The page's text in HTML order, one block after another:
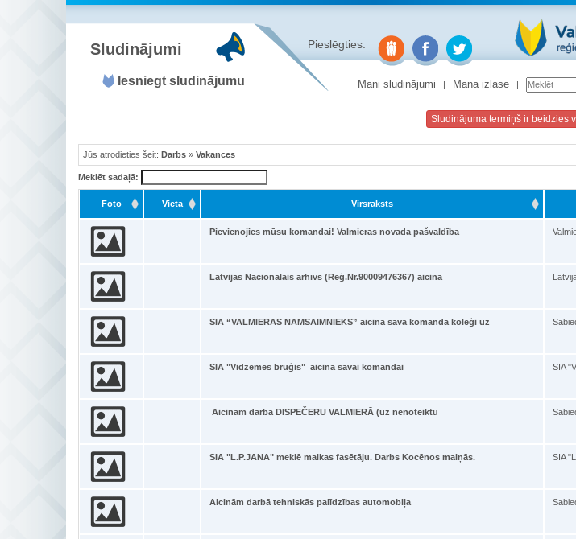
Sludinājumi Pieslēgties:
Iesniegt sludinājumu Mani sludinājumi Mana izlase
Sludinājuma termiņš ir beidzies
Jūs atrodieties šeit: Darbs » Vakances
Meklēt sadaļā:
Foto Vieta Virsraksts
Pievienojies mūsu komandai! Valmieras novada pašvaldība
Latvijas Nacionālais arhīvs (Reģ.Nr.90009476367) aicina
SIA “VALMIERAS NAMSAIMNIEKS” aicina savā komandā kolēģi uz
SIA "Vidzemes bruģis" aicina savai komandai SIA
Aicinām darbā DISPEČERU VALMIERĀ (uz nenoteiktu
SIA "L.P.JANA" meklē malkas fasētāju. Darbs Kocēnos maiņās. SIA
Aicinām darbā tehniskās palīdzības automobiļa